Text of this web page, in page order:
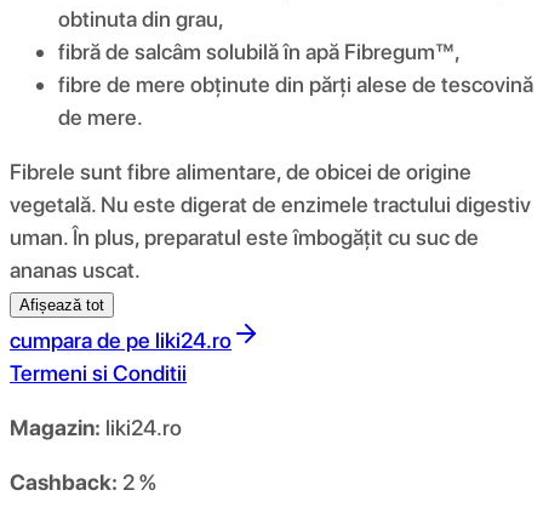
obtinuta din grau,
fibră de salcâm solubilă în apă Fibregum™,
fibre de mere obținute din părți alese de tescovină
de mere.
Fibrele sunt fibre alimentare, de obicei de origine
vegetală. Nu este digerat de enzimele tractului digestiv
uman. În plus, preparatul este îmbogățit cu suc de
ananas uscat.
Afișează tot
cumpara de pe liki24.ro
Termeni si Conditii
Magazin: liki24.ro
Cashback: 2 %